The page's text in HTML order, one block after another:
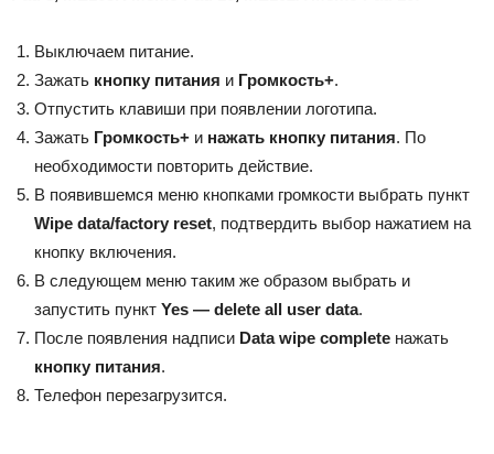
Выключаем питание.
Зажать кнопку питания и Громкость+.
Отпустить клавиши при появлении логотипа.
Зажать Громкость+ и нажать кнопку питания. По
необходимости повторить действие.
В появившемся меню кнопками громкости выбрать пункт
Wipe data/factory reset, подтвердить выбор нажатием на
кнопку включения.
В следующем меню таким же образом выбрать и
запустить пункт Yes — delete all user data.
После появления надписи Data wipe complete нажать
кнопку питания.
Телефон перезагрузится.